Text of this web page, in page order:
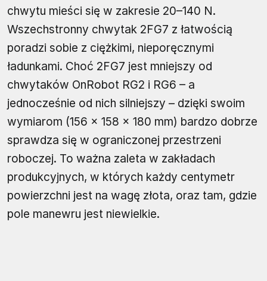
chwytu mieści się w zakresie 20–140 N.
Wszechstronny chwytak 2FG7 z łatwością
poradzi sobie z ciężkimi, nieporęcznymi
ładunkami. Choć 2FG7 jest mniejszy od
chwytaków OnRobot RG2 i RG6 – a
jednocześnie od nich silniejszy – dzięki swoim
wymiarom (156 × 158 × 180 mm) bardzo dobrze
sprawdza się w ograniczonej przestrzeni
roboczej. To ważna zaleta w zakładach
produkcyjnych, w których każdy centymetr
powierzchni jest na wagę złota, oraz tam, gdzie
pole manewru jest niewielkie.